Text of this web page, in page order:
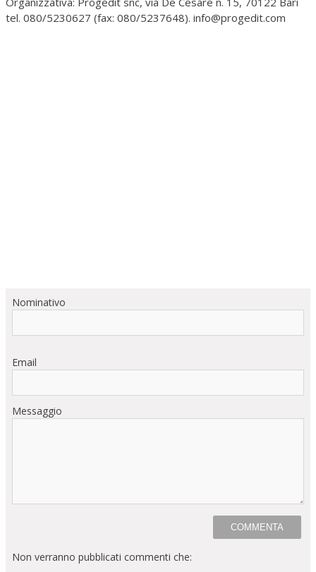
tel. 080/5230627 (fax: 080/5237648). info@progedit.com
Nominativo
Email
Messaggio
Non verranno pubblicati commenti che: